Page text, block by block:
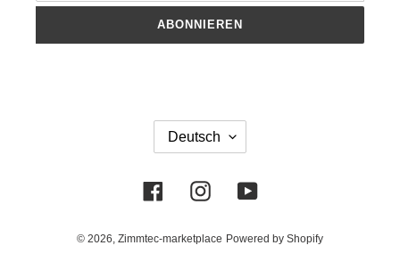
ABONNIEREN
R
C
H
Deutsch
FacebookInstagramYouTube
© 2026, Zimmtec-marketplace Powered by Shopify